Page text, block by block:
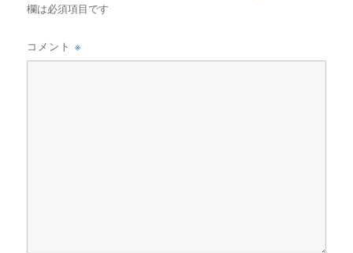
欄は必須項目です
コメント※